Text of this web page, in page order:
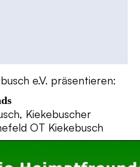
e.V. präsentieren:
Kiekebuscher
OT Kiekebusch